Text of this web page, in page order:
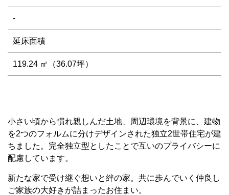
-
延床面積
119.24 ㎡（36.07坪）
小さい頃から慣れ親しんだ土地、周辺環境を背景に、建物
を2つのフォルムに分けデザインされた独立2世帯住宅が建
ちました。完全独立型としたことで互いのプライバシーに
配慮しています。
新たな家で受け継ぐ想いと絆の家。共に歩んでいく仲良し
ご家族の大好きが詰まったお住まい。